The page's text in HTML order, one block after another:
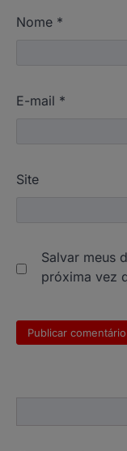
Nome *
E-mail *
Site
Salvar meus
próxima vez